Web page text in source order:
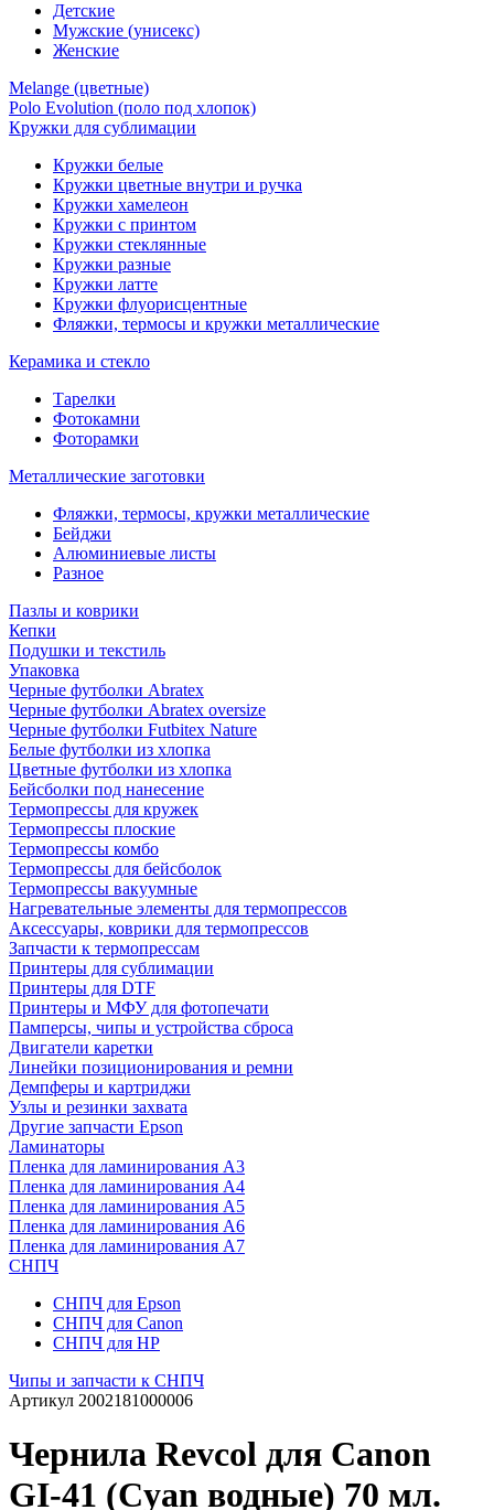
Детские
Мужские (унисекс)
Женские
Melange (цветные)
Polo Evolution (поло под хлопок)
Кружки для сублимации
Кружки белые
Кружки цветные внутри и ручка
Кружки хамелеон
Кружки c принтом
Кружки стеклянные
Кружки разные
Кружки латте
Кружки флуорисцентные
Фляжки, термосы и кружки металлические
Керамика и стекло
Тарелки
Фотокамни
Фоторамки
Металлические заготовки
Фляжки, термосы, кружки металлические
Бейджи
Алюминиевые листы
Разное
Пазлы и коврики
Кепки
Подушки и текстиль
Упаковка
Черные футболки Abratex
Черные футболки Abratex oversize
Черные футболки Futbitex Nature
Белые футболки из хлопка
Цветные футболки из хлопка
Бейсболки под нанесение
Термопрессы для кружек
Термопрессы плоские
Термопрессы комбо
Термопрессы для бейсболок
Термопрессы вакуумные
Нагревательные элементы для термопрессов
Аксессуары, коврики для термопрессов
Запчасти к термопрессам
Принтеры для сублимации
Принтеры для DTF
Принтеры и МФУ для фотопечати
Памперсы, чипы и устройства сброса
Двигатели каретки
Линейки позиционирования и ремни
Демпферы и картриджи
Узлы и резинки захвата
Другие запчасти Epson
Ламинаторы
Пленка для ламинирования А3
Пленка для ламинирования А4
Пленка для ламинирования А5
Пленка для ламинирования А6
Пленка для ламинирования А7
СНПЧ
СНПЧ для Epson
СНПЧ для Canon
СНПЧ для HP
Чипы и запчасти к СНПЧ
Артикул 2002181000006
Чернила Revcol для Canon
GI-41 (Cyan водные) 70 мл.